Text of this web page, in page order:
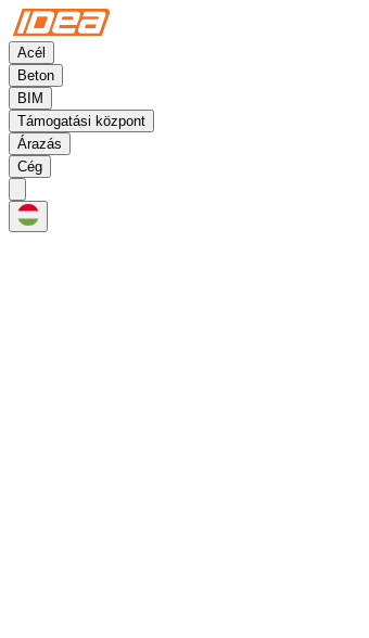
Acél
Beton
BIM
Támogatási központ
Árazás
Cég